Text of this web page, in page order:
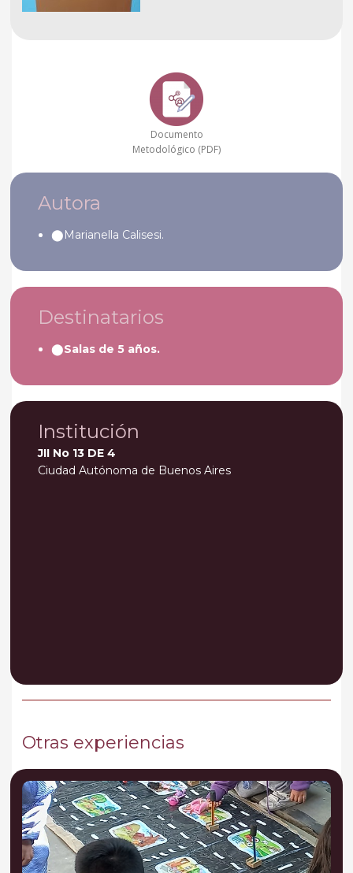
Documento
Metodológico (PDF)
Autora
Marianella Calisesi.
Destinatarios
Salas de 5 años.
Institución
JII No 13 DE 4
Ciudad Autónoma de Buenos Aires
Otras experiencias